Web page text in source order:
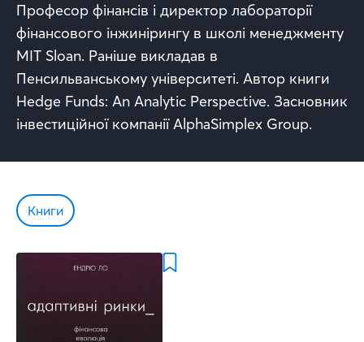
Професор фінансів і директор лабораторії
фінансового інжинірингу в школі менеджменту
MIT Sloan. Раніше викладав в
Пенсильванському університеті. Автор книги
Hedge Funds: An Analytic Perspective. Засновник
інвестиційної компанії AlphaSimplex Group.
Книги